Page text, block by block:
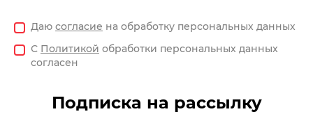
Даю согласие на обработку персональных данных
С Политикой обработки персональных данных
согласен
Подписка на рассылку